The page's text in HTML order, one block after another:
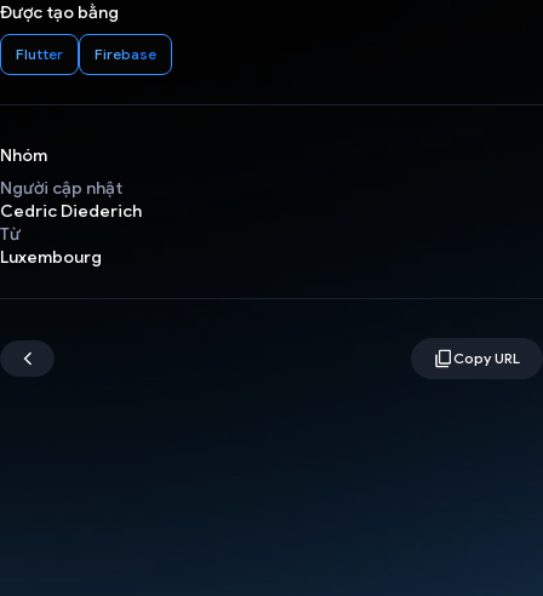
Được tạo bằng
Flutter Firebase
Nhóm
Người cập nhật
Cedric Diederich
Từ
Luxembourg